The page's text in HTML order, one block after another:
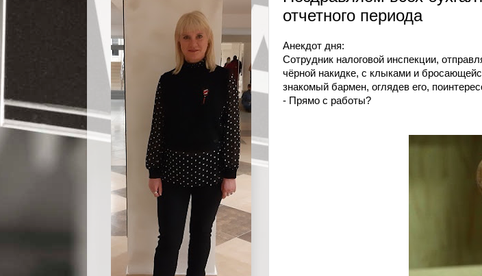
отчетного периода
Анекдот дня:
Сотрудник налоговой инспекции,
чёрной накидке, с клыками и
знакомый бармен, оглядев его,
- Прямо с работы?